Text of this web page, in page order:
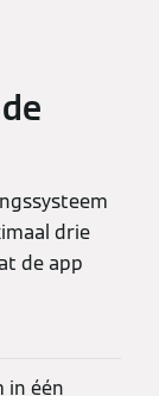
drie
de app
in één